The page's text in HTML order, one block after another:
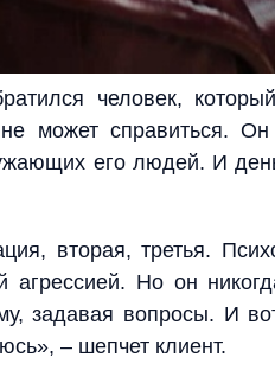
человек,
может справиться.
его людей. И
вторая, третья.
агрессией. Но он
задавая вопросы. И
– шепчет клиент.